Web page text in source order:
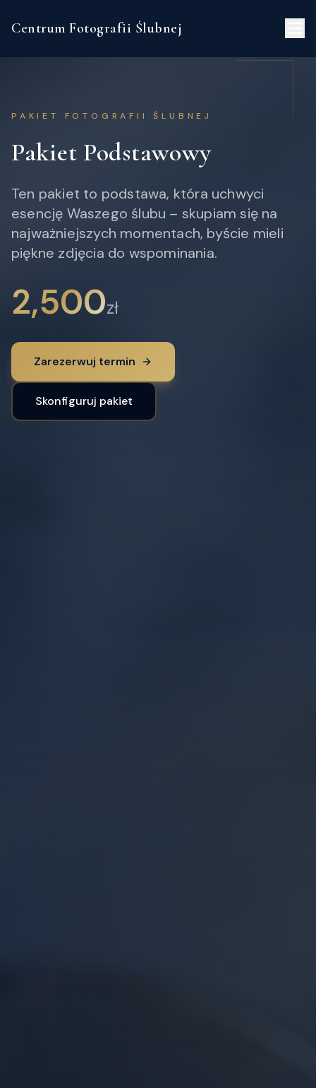
Centrum Fotografii Ślubnej
pakiet
PAKIET FOTOGRAFII ŚLUBNEJ
Pakiet Podstawowy
Ten pakiet to podstawa, która uchwyci
esencję Waszego ślubu – skupiam się na
najważniejszych momentach, byście mieli
piękne zdjęcia do wspominania.
2,500zł
Zarezerwuj termin
Skonfiguruj pakiet